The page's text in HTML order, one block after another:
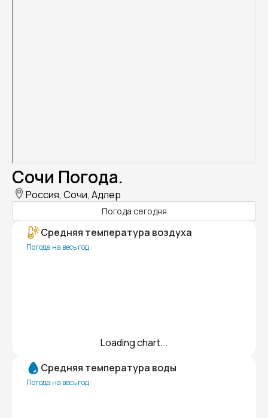
Сочи Погода.
Россия, Сочи, Адлер
Погода сегодня
Средняя температура воздуха
Погода на весь год
Loading chart...
Средняя температура воды
Погода на весь год